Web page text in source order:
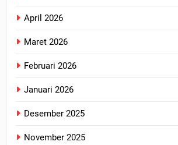
April 2026
Maret 2026
Februari 2026
Januari 2026
Desember 2025
November 2025